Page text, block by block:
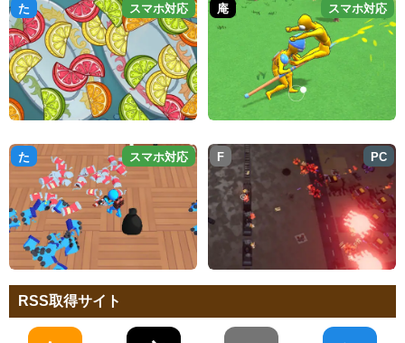
た スマホ対応 庵 スマホ対応
た スマホ対応 F PC
RSS取得サイト